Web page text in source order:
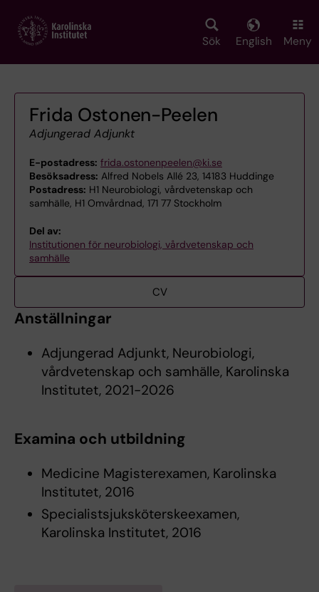
main
Sök English Meny
Frida Ostonen-Peelen
Adjungerad Adjunkt
E-postadress: frida.ostonenpeelen@ki.se
Besöksadress: Alfred Nobels Allé 23, 14183 Huddinge
Postadress: H1 Neurobiologi, vårdvetenskap och
samhälle, H1 Omvårdnad, 171 77 Stockholm
Del av:
Institutionen för neurobiologi, vårdvetenskap och
samhälle
CV
Anställningar
Adjungerad Adjunkt, Neurobiologi,
vårdvetenskap och samhälle, Karolinska
Institutet, 2021-2026
Examina och utbildning
Medicine Magisterexamen, Karolinska
Institutet, 2016
Specialistsjuksköterskeexamen,
Karolinska Institutet, 2016